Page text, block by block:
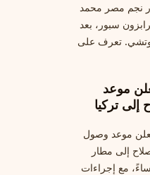
نجم مصر محمد
10 في طرابزون سبور، بعد
تعرف على
موعد
تركيا
موعد وصول
إلى مطار
مع إجراءات